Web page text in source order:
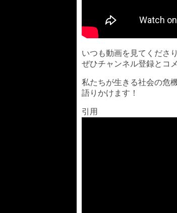
いつも動画を見てくださ
ぜひチャンネル登録とコ
私たちが生きる社会の危
語りかけます！
引用